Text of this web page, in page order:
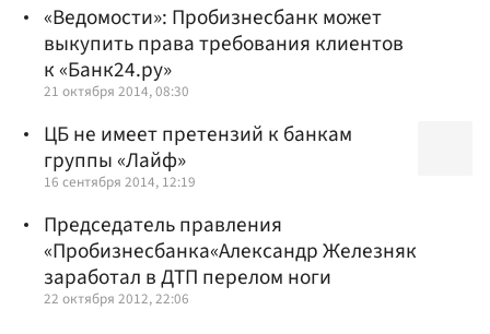
«Ведомости»: Пробизнесбанк может
выкупить права требования клиентов
к «Банк24.ру»
21 октября 2014, 08:30
ЦБ не имеет претензий к банкам
группы «Лайф»
16 сентября 2014, 12:19
Председатель правления
«Пробизнесбанка«Александр Железняк
заработал в ДТП перелом ноги
22 октября 2012, 22:06